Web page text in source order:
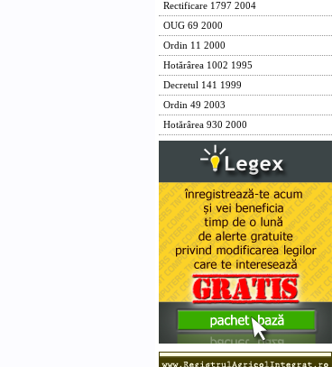
Rectificare 1797 2004
OUG 69 2000
Ordin 11 2000
Hotărârea 1002 1995
Decretul 141 1999
Ordin 49 2003
Hotărârea 930 2000